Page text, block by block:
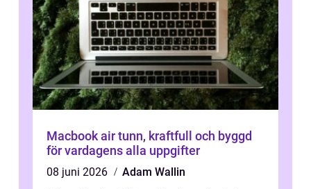
Macbook air tunn, kraftfull och byggd
för vardagens alla uppgifter
08 juni 2026
Adam Wallin